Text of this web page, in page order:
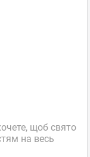
щоб свято
на весь